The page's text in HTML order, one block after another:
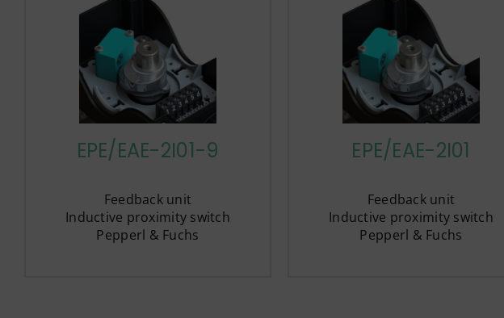
EPE/EAE-2I01-9
Feedback unit
Inductive proximity switch
Pepperl & Fuchs
EPE/EAE-2I01
Feedback unit
Inductive proximity switch
Pepperl & Fuchs